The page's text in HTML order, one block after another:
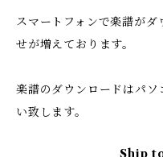
スマートフォンで楽譜が
せが増えております。
楽譜のダウンロードはパ
い致します。
Ship